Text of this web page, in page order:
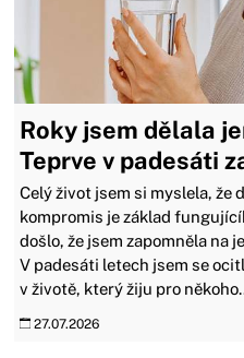
Roky jsem dělala
Teprve v padesáti
Celý život jsem si myslela, že
kompromis je základ
došlo, že jsem zapomněla na
V padesáti letech jsem se
v životě, který žiju pro
27.07.2026